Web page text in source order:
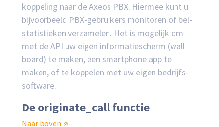
koppeling naar de Axeos PBX. Hiermee kunt u
bijvoorbeeld PBX-gebruikers monitoren of bel-
statistieken verzamelen. Het is mogelijk om
met de API uw eigen informatiescherm (wall
board) te maken, een smartphone app te
maken, of te koppelen met uw eigen bedrijfs-
software.
De originate_call functie
Naar boven